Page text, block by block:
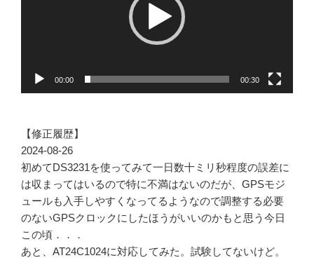
00:00 00:30
【修正履歴】
2024-08-26
初めてDS3231を使ってみて一日数十ミリ秒程度の誤差に
は収まってはいるので特に不満はないのだが、GPSモジ
ュールも入手しやすくなってるようなので調整する必要
のないGPSクロックにしたほうがいいのかもと思う今日
この頃．．．
あと、AT24C1024に対応してみた。試験してないけど。